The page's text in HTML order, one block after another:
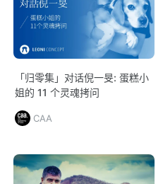
「归零集」对话倪一旻: 蛋糕小
姐的 11 个灵魂拷问
CAA